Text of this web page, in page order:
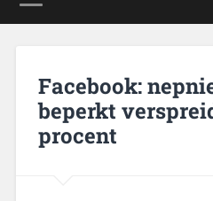
Facebook:
beperkt
procent